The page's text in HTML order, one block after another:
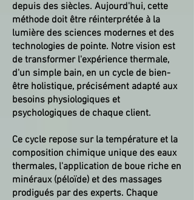
depuis des siècles. Aujourd'hui, cette
méthode doit être réinterprétée à la
lumière des sciences modernes et des
technologies de pointe. Notre vision est
de transformer l'expérience thermale,
d'un simple bain, en un cycle de bien-
être holistique, précisément adapté aux
besoins physiologiques et
psychologiques de chaque client.
Ce cycle repose sur la température et la
composition chimique unique des eaux
thermales, l'application de boue riche en
minéraux (péloïde) et des massages
prodigués par des experts. Chaque